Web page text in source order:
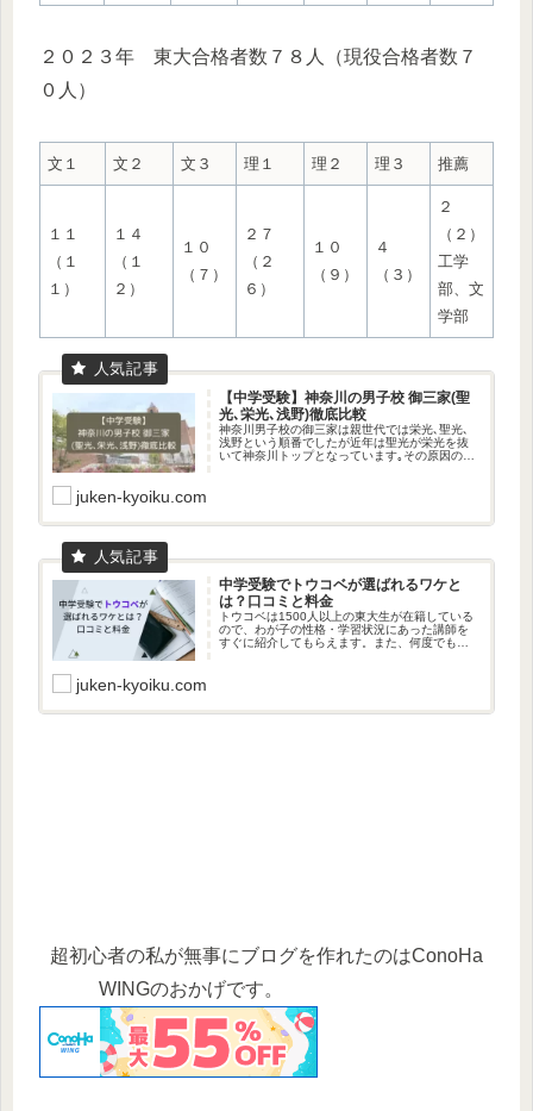
２０２３年 東大合格者数７８人（現役合格者数７
０人）
文１ 文２ 文３ 理１ 理２ 理３ 推薦
１１
（１
１）
１４
（１
２）
１０
（７）
２７
（２
６）
１０
（９）
４
（３）
２
（２）
工学
部、文
学部
【中学受験】神奈川の男子校 御三家(聖
光､栄光､浅野)徹底比較
神奈川男子校の御三家は親世代では栄光､聖光､
浅野という順番でしたが近年は聖光が栄光を抜
いて神奈川トップとなっています｡その原因の一
juken-kyoiku.com
中学受験でトウコベが選ばれるワケと
は？口コミと料金
トウコベは1500人以上の東大生が在籍している
ので、わが子の性格・学習状況にあった講師を
すぐに紹介してもらえます。また、何度でも無
juken-kyoiku.com
超初心者の私が無事にブログを作れたのはConoHa
WINGのおかげです。